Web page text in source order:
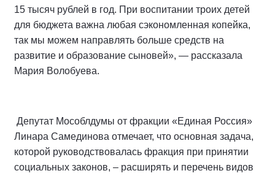
15 тысяч рублей в год. При воспитании троих детей
для бюджета важна любая сэкономленная копейка,
так мы можем направлять больше средств на
развитие и образование сыновей», — рассказала
Мария Волобуева.
Депутат Мособлдумы от фракции «Единая Россия»
Линара Самединова отмечает, что основная задача,
которой руководствовалась фракция при принятии
социальных законов, – расширять и перечень видов